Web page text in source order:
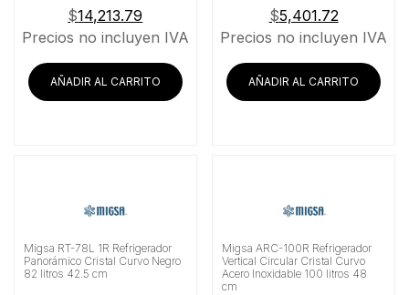
$14,213.79
Precios no incluyen IVA
AÑADIR AL CARRITO
$5,401.72
Precios no incluyen IVA
AÑADIR AL CARRITO
Migsa RT-78L 1R Refrigerador
Panorámico Cristal Curvo Negro
82 litros 42.5 cm
Migsa ARC-100R Refrigerador
Vertical Circular Cristal Curvo
Acero Inoxidable 100 litros 48
cm